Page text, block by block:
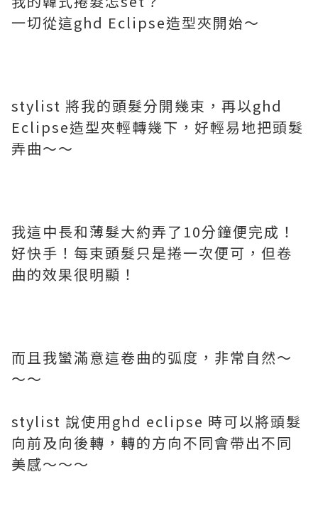
一切從這ghd Eclipse造型夾開始～
stylist 將我的頭髮分開幾束，再以ghd
Eclipse造型夾輕轉幾下，好輕易地把頭髮
弄曲～～
我這中長和薄髮大約弄了10分鐘便完成！
好快手！每束頭髮只是捲一次便可，但卷
曲的效果很明顯！
而且我蠻滿意這卷曲的弧度，非常自然～
～～
stylist 說使用ghd eclipse 時可以將頭髮
向前及向後轉，轉的方向不同會帶出不同
美感～～～